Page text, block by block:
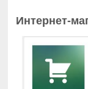
Интернет-